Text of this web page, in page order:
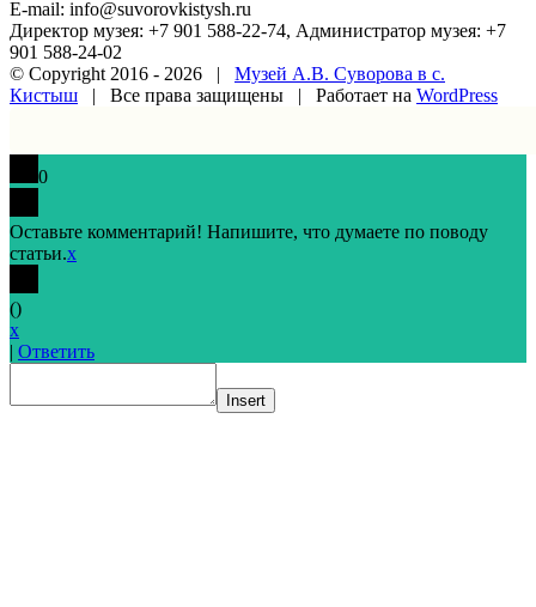
E-mail: info@suvorovkistysh.ru
Директор музея: +7 901 588-22-74, Администратор музея: +7
901 588-24-02
© Copyright 2016 - 2026 | Музей А.В. Суворова в с.
Кистыш | Все права защищены | Работает на WordPress
0
Оставьте комментарий! Напишите, что думаете по поводу
статьи.x
()
x
| Ответить
Insert